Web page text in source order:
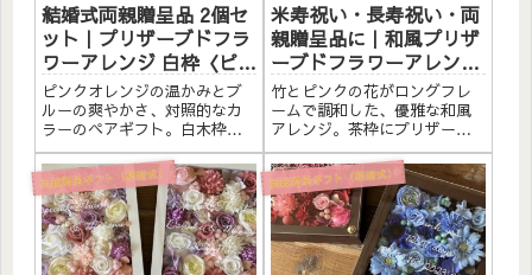
結婚式両親贈呈品 2個セ
ット｜プリザーブドフラ
ワーアレンジ 白枠〈ピン
クオレンジ＆ブルー〉文
字入れ
ピンクオレンジの温かみとブ
ルーの爽やかさ、対照的なカ
ラーのペアギフト。白木枠に
プリザーブドフラワーと造花
をたっぷりアレンジしまし
た。アクリルプレートへの白
文字入れ無料。自立するので
壁かけでも置き型でも飾れま
す。こんな方へ結婚式の両親
贈呈品に...
米寿祝い・長寿祝い・両
親贈呈品に｜和風プリザ
ーブドフラワーアレンジ
竹 茶枠ロング〈ピンク〉
文字入れ
竹とピンクの花がロングフレ
ームで調和した、優雅な和風
アレンジ。茶枠にプリザーブ
ドフラワーと素材をたっぷり
アレンジしました。アクリル
プレートへのメッセージ入れ
無料。自立するので壁かけで
も置き型でも飾れます。こん
な方へ米寿祝い（88歳）・長
寿の...
両親贈呈ギフト（結婚式） 両親贈呈ギフト（結婚式）